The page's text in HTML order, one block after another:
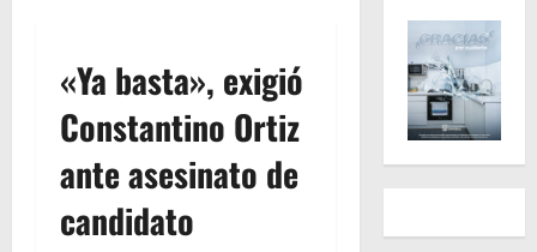
«Ya basta», exigió
Constantino Ortiz
ante asesinato de
candidato